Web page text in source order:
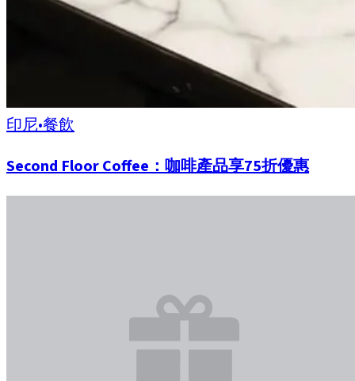
印尼•餐飲
Second Floor Coffee：咖啡產品享75折優惠